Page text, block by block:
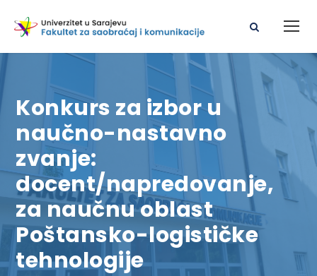
Konkurs za izbor u
naučno-nastavno
zvanje:
docent/napredovanje,
za naučnu oblast
Poštansko-logističke
tehnologije